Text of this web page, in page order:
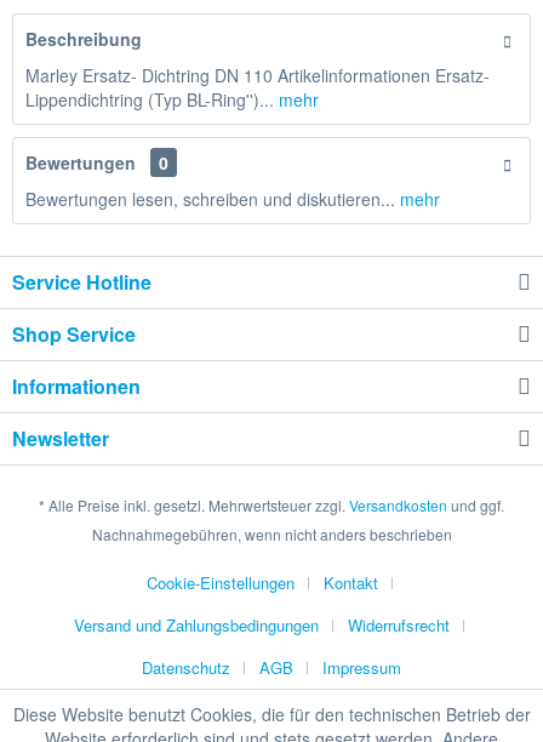
Beschreibung
Marley Ersatz- Dichtring DN 110 Artikelinformationen Ersatz-
Lippendichtring (Typ BL-Ring'')... mehr
Bewertungen
0
Bewertungen lesen, schreiben und diskutieren... mehr
Service Hotline
Shop Service
Informationen
Newsletter
* Alle Preise inkl. gesetzl. Mehrwertsteuer zzgl. Versandkosten und ggf.
Nachnahmegebühren, wenn nicht anders beschrieben
Cookie-Einstellungen
Kontakt
Versand und Zahlungsbedingungen
Widerrufsrecht
Datenschutz
AGB Impressum
Diese Website benutzt Cookies, die für den technischen Betrieb der